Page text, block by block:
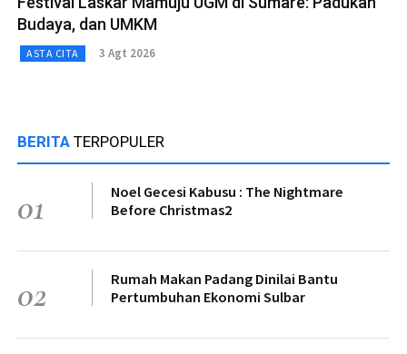
Budaya, dan UMKM
ASTA CITA 3 Agt 2026
BERITA TERPOPULER
01
Noel Gecesi Kabusu : The Nightmare
Before Christmas2
02
Rumah Makan Padang Dinilai Bantu
Pertumbuhan Ekonomi Sulbar